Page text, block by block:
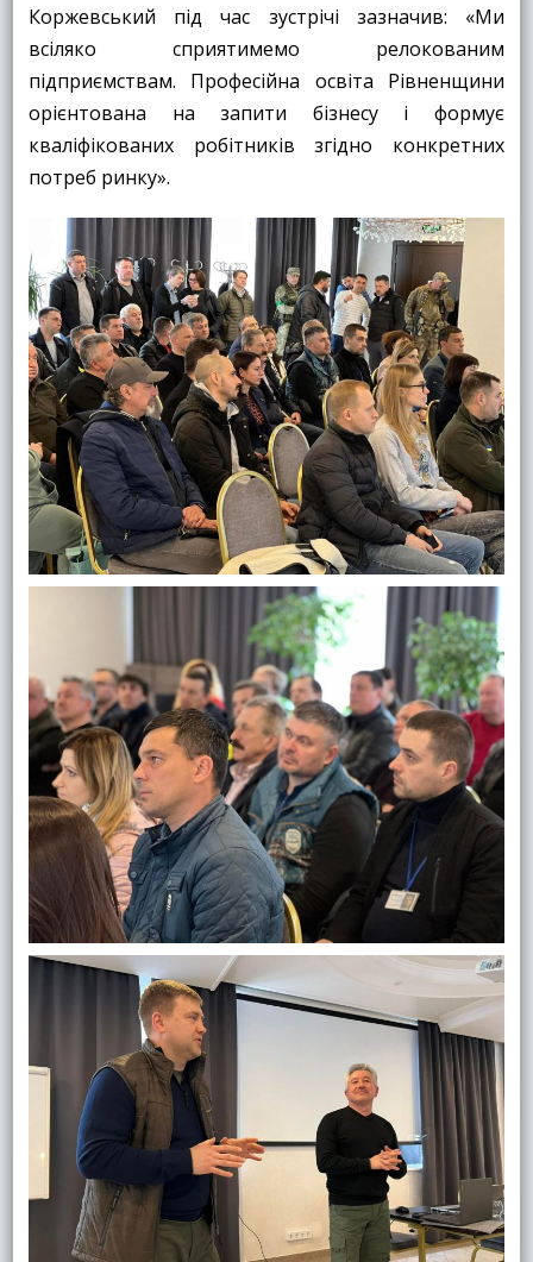
Коржевський під час зустрічі зазначив: «Ми
всіляко сприятимемо релокованим
підприємствам. Професійна освіта Рівненщини
орієнтована на запити бізнесу і формує
кваліфікованих робітників згідно конкретних
потреб ринку».